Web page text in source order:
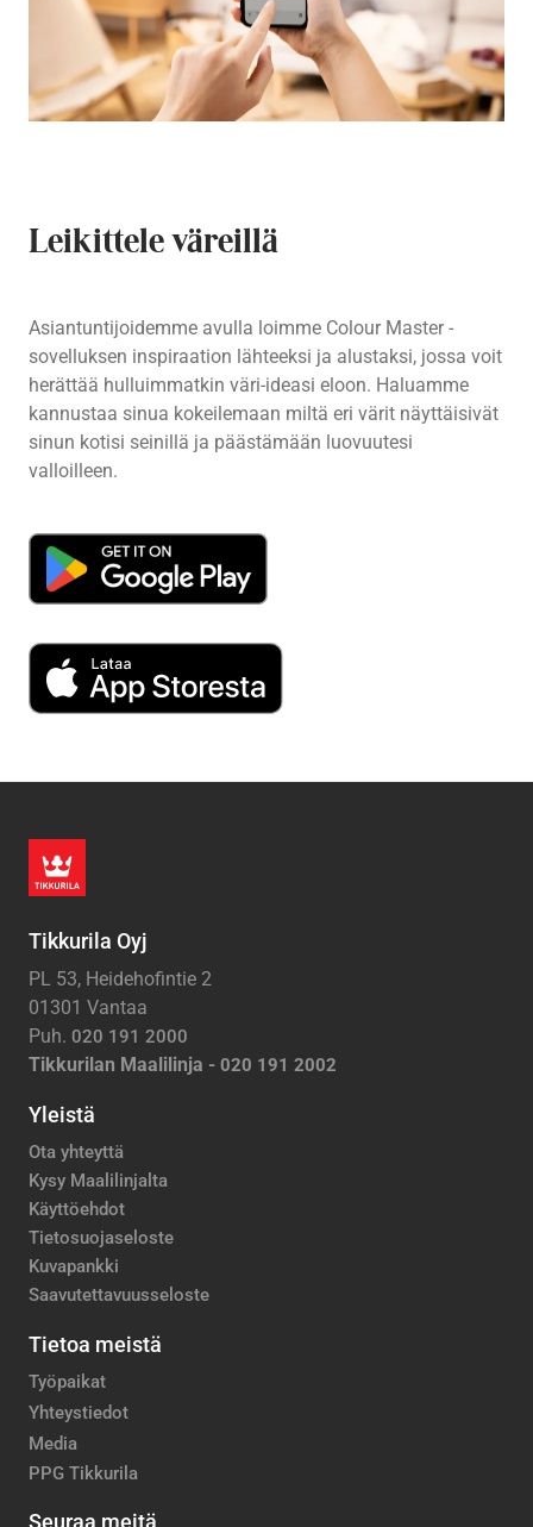
Leikittele väreillä
Asiantuntijoidemme avulla loimme Colour Master -
sovelluksen inspiraation lähteeksi ja alustaksi, jossa voit
herättää hulluimmatkin väri-ideasi eloon. Haluamme
kannustaa sinua kokeilemaan miltä eri värit näyttäisivät
sinun kotisi seinillä ja päästämään luovuutesi
valloilleen.
Tikkurila Oyj
PL 53, Heidehofintie 2
01301 Vantaa
Puh. 020 191 2000
Tikkurilan Maalilinja - 020 191 2002
Yleistä
Ota yhteyttä
Kysy Maalilinjalta
Käyttöehdot
Tietosuojaseloste
Kuvapankki
Saavutettavuusseloste
Tietoa meistä
Työpaikat
Yhteystiedot
Media
PPG Tikkurila